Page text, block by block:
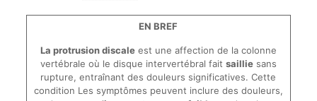
EN BREF
La protrusion discaleest une affection de la colonne
vertébrale où le disque intervertébral fait sailliesans
rupture, entraînant des douleurs significatives. Cette
condition Les symptômes peuvent inclure des douleurs,